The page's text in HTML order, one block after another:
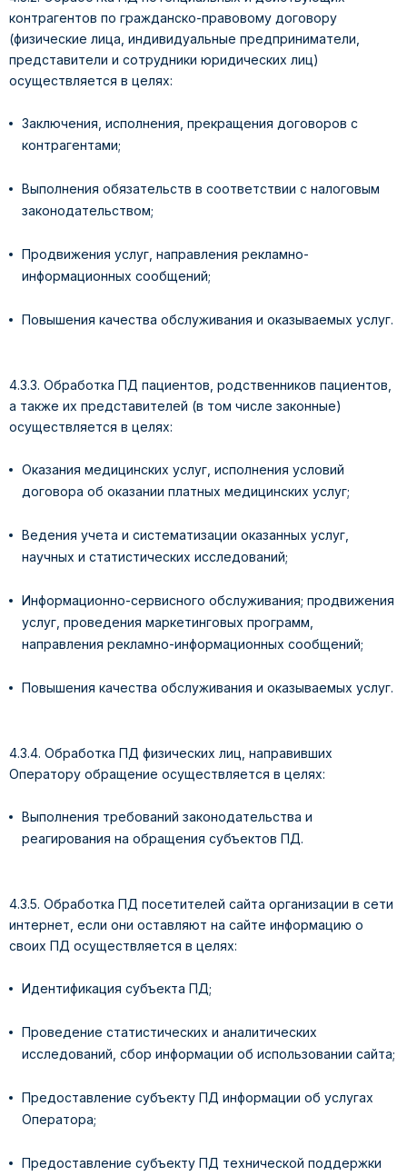
контрагентов по гражданско-правовому договору
(физические лица, индивидуальные предприниматели,
представители и сотрудники юридических лиц)
осуществляется в целях:
Заключения, исполнения, прекращения договоров с
контрагентами;
Выполнения обязательств в соответствии с налоговым
законодательством;
Продвижения услуг, направления рекламно-
информационных сообщений;
Повышения качества обслуживания и оказываемых услуг.
4.3.3. Обработка ПД пациентов, родственников пациентов,
а также их представителей (в том числе законные)
осуществляется в целях:
Оказания медицинских услуг, исполнения условий
договора об оказании платных медицинских услуг;
Ведения учета и систематизации оказанных услуг,
научных и статистических исследований;
Информационно-сервисного обслуживания; продвижения
услуг, проведения маркетинговых программ,
направления рекламно-информационных сообщений;
Повышения качества обслуживания и оказываемых услуг.
4.3.4. Обработка ПД физических лиц, направивших
Оператору обращение осуществляется в целях:
Выполнения требований законодательства и
реагирования на обращения субъектов ПД.
4.3.5. Обработка ПД посетителей сайта организации в сети
интернет, если они оставляют на сайте информацию о
своих ПД осуществляется в целях:
Идентификация субъекта ПД;
Проведение статистических и аналитических
исследований, сбор информации об использовании сайта;
Предоставление субъекту ПД информации об услугах
Оператора;
Предоставление субъекту ПД технической поддержки